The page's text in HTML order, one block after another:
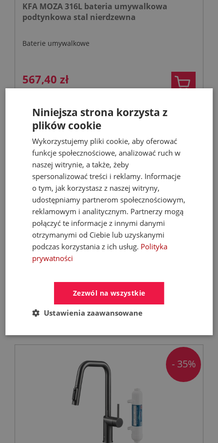
KFA MOZA 316L bateria umywalkowa
podtynkowa stal nierdzewna
Baterie umywalkowe
567,40 zł
FERROLI Kocioł BIOPELLET PRO 24 KW Eco
Design
9 899,00 zł
- 35%
Niniejsza strona korzysta z
plików cookie
Wykorzystujemy pliki cookie, aby oferować
funkcje społecznościowe, analizować ruch w
naszej witrynie, a także, żeby
spersonalizować treści i reklamy. Informacje
o tym, jak korzystasz z naszej witryny,
udostępniamy partnerom społecznościowym,
reklamowym i analitycznym. Partnerzy mogą
połączyć te informacje z innymi danymi
otrzymanymi od Ciebie lub uzyskanymi
podczas korzystania z ich usług. Polityka
prywatności
Zezwól na wszystkie
Ustawienia zaawansowane